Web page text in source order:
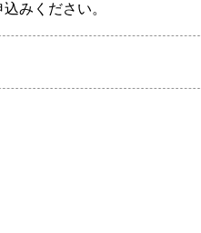
みください。